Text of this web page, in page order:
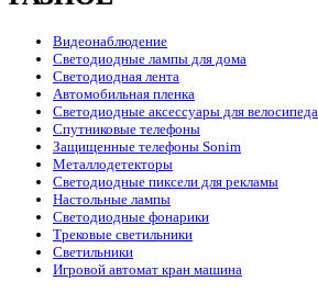
Видеонаблюдение
Светодиодные лампы для дома
Светодиодная лента
Автомобильная пленка
Светодиодные аксессуары для велосипеда
Спутниковые телефоны
Защищенные телефоны Sonim
Металлодетекторы
Светодиодные пиксели для рекламы
Настольные лампы
Светодиодные фонарики
Трековые светильники
Светильники
Игровой автомат кран машина